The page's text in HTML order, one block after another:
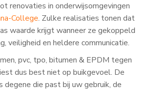
renovaties in onderwijsomgevingen
College. Zulke realisaties tonen dat
waarde krijgt wanneer ze gekoppeld
veiligheid en heldere communicatie.
pvc, tpo, bitumen & EPDM tegen
dus best niet op buikgevoel. De
degene die past bij uw gebruik, de